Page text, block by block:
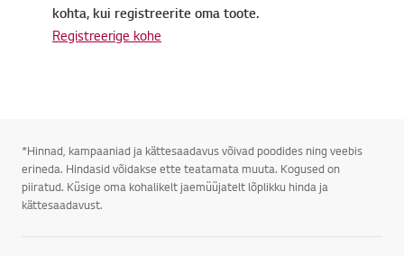
kohta, kui registreerite oma toote.
Registreerige kohe
*Hinnad, kampaaniad ja kättesaadavus võivad poodides ning veebis
erineda. Hindasid võidakse ette teatamata muuta. Kogused on
piiratud. Küsige oma kohalikelt jaemüüjatelt lõplikku hinda ja
kättesaadavust.